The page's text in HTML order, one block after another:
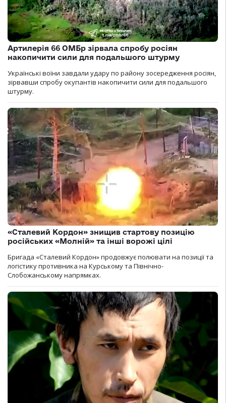
Артилерія 66 ОМБр зірвала спробу росіян
накопичити сили для подальшого штурму
Українські воїни завдали удару по району зосередження росіян,
зірвавши спробу окупантів накопичити сили для подальшого
штурму.
«Сталевий Кордон» знищив стартову позицію
російських «Молній» та інші ворожі цілі
Бригада «Сталевий Кордон» продовжує полювати на позиції та
логістику противника на Курському та Північно-
Слобожанському напрямках.